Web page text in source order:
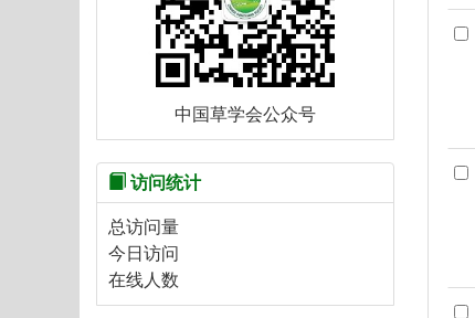
中国草学会公众号
访问统计
总访问量
今日访问
在线人数